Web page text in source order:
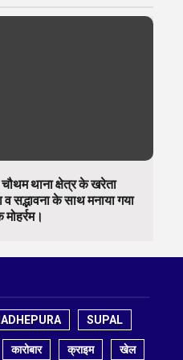
थाना क्षेत्र के खरेता
व सद्भावना के साथ मनाया गया
SUPAL
कारोबार क्राइम खेल